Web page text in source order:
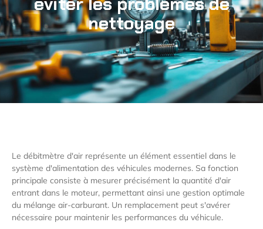
nettoyage
Le débitmètre d'air représente un élément essentiel dans le
système d'alimentation des véhicules modernes. Sa fonction
principale consiste à mesurer précisément la quantité d'air
entrant dans le moteur, permettant ainsi une gestion optimale
du mélange air-carburant. Un remplacement peut s'avérer
nécessaire pour maintenir les performances du véhicule.